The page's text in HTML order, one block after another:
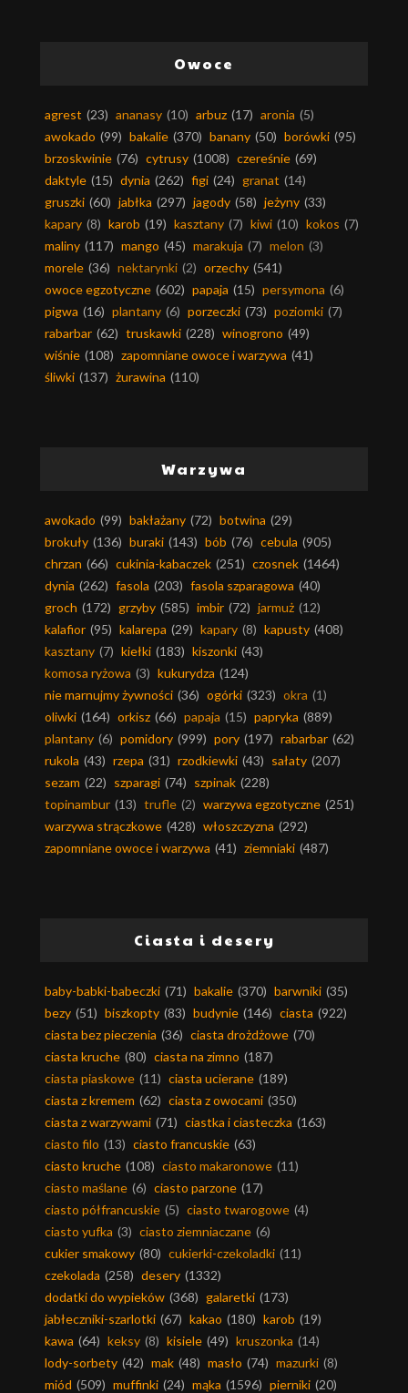
Owoce
agrest (23) ananasy (10) arbuz (17) aronia (5)
awokado (99) bakalie (370) banany (50) borówki (95)
brzoskwinie (76) cytrusy (1008) czereśnie (69)
daktyle (15) dynia (262) figi (24) granat (14)
gruszki (60) jabłka (297) jagody (58) jeżyny (33)
kapary (8) karob (19) kasztany (7) kiwi (10) kokos (7)
maliny (117) mango (45) marakuja (7) melon (3)
morele (36) nektarynki (2) orzechy (541)
owoce egzotyczne (602) papaja (15) persymona (6)
pigwa (16) plantany (6) porzeczki (73) poziomki (7)
rabarbar (62) truskawki (228) winogrono (49)
wiśnie (108) zapomniane owoce i warzywa (41)
śliwki (137) żurawina (110)
Warzywa
awokado (99) bakłażany (72) botwina (29)
brokuły (136) buraki (143) bób (76) cebula (905)
chrzan (66) cukinia-kabaczek (251) czosnek (1464)
dynia (262) fasola (203) fasola szparagowa (40)
groch (172) grzyby (585) imbir (72) jarmuż (12)
kalafior (95) kalarepa (29) kapary (8) kapusty (408)
kasztany (7) kiełki (183) kiszonki (43)
komosa ryżowa (3) kukurydza (124)
nie marnujmy żywności (36) ogórki (323) okra (1)
oliwki (164) orkisz (66) papaja (15) papryka (889)
plantany (6) pomidory (999) pory (197) rabarbar (62)
rukola (43) rzepa (31) rzodkiewki (43) sałaty (207)
sezam (22) szparagi (74) szpinak (228)
topinambur (13) trufle (2) warzywa egzotyczne (251)
warzywa strączkowe (428) włoszczyzna (292)
zapomniane owoce i warzywa (41) ziemniaki (487)
Ciasta i desery
baby-babki-babeczki (71) bakalie (370) barwniki (35)
bezy (51) biszkopty (83) budynie (146) ciasta (922)
ciasta bez pieczenia (36) ciasta drożdżowe (70)
ciasta kruche (80) ciasta na zimno (187)
ciasta piaskowe (11) ciasta ucierane (189)
ciasta z kremem (62) ciasta z owocami (350)
ciasta z warzywami (71) ciastka i ciasteczka (163)
ciasto filo (13) ciasto francuskie (63)
ciasto kruche (108) ciasto makaronowe (11)
ciasto maślane (6) ciasto parzone (17)
ciasto półfrancuskie (5) ciasto twarogowe (4)
ciasto yufka (3) ciasto ziemniaczane (6)
cukier smakowy (80) cukierki-czekoladki (11)
czekolada (258) desery (1332)
dodatki do wypieków (368) galaretki (173)
jabłeczniki-szarlotki (67) kakao (180) karob (19)
kawa (64) keksy (8) kisiele (49) kruszonka (14)
lody-sorbety (42) mak (48) masło (74) mazurki (8)
miód (509) muffinki (24) mąka (1596) pierniki (20)